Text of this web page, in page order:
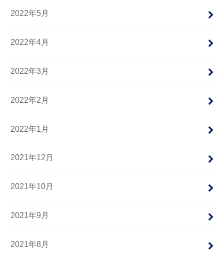
2022年5月
2022年4月
2022年3月
2022年2月
2022年1月
2021年12月
2021年10月
2021年9月
2021年8月